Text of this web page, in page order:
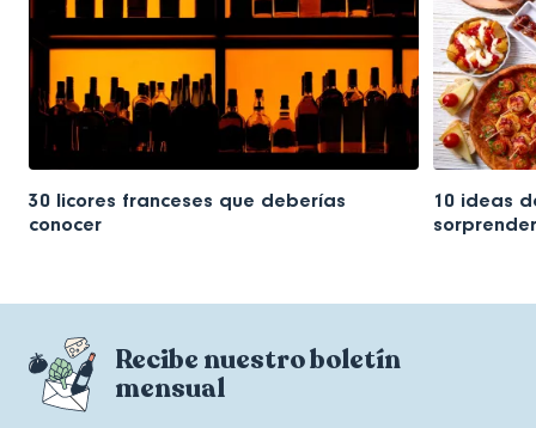
30 licores franceses que deberías
conocer
10 ideas
Recibe nuestro boletín
mensual